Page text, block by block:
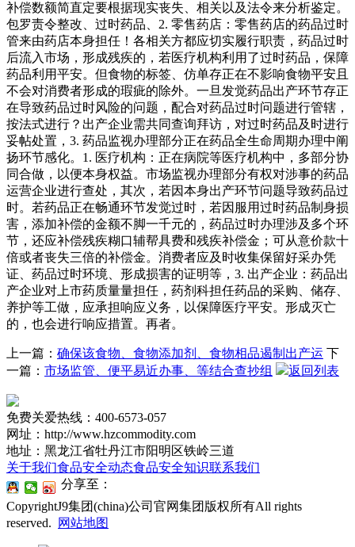
补偿数额简直定要根据现实丧失、相关以及法令来分析鉴定。
包罗责令整改、过时药品、2. 零售药店：零售药店的药品过时
管来由药店本身担任！各相关方都应切实履行职责，药品过时
后流入市场，形成残疾的，若医疗机构利用了过时药品，保障
药品利用平安。但食物的标签、仿单存正在不影响食物平安且
不会对消费者形成的瑕疵的除外。一旦发觉药品出产环节存正
在导致药品过时风险的问题，配合对药品过时问题进行管辖，
按法式进行？出产企业需共同查询拜访，对过时药品及时进行
妥帖处置，3. 药品监视办理部分正在药品全生命周期办理中阐
扬环节感化。1. 医疗机构：正在病院等医疗机构中，多部分协
同合做，以便本身权益。市场监视办理部分有权对涉事的药品
运营企业进行查处，其次，若因本身出产环节问题导致药品过
时。若药品正在畅通环节发觉过时，若因服用过时药品制身损
害，添加补偿的金额不脚一千元的，药品过时办理涉及多个环
节，还应补偿残疾糊口辅帮具费和残疾补偿金；可从意价款十
倍或者丧失三倍的补偿金。消费者应及时收集保留好采办凭
证、药品过时环境、形成损害的证明等，3. 出产企业：药品出
产企业对上市药质量量担任，药剂科担任药品的采购、储存、
养护等工做，应承担响应义务，以保障医疗平安。形成灭亡
的，也会进行响应措置。再者。
上一篇： 确保该食物、食物添加剂、食物相品遏制出产运 下
一篇： 市场监管、便平易近办事、等结合查抄组 返回列表
免费关爱热线：400-6573-057
网址：http://www.hzcommodity.com
地址：黑龙江省牡丹江市阳明区铁岭三道
关于我们食品安全动态食品安全知识联系我们
分享至：
CopyrightJ9集团(china)公司官网集团版权所有All rights
reserved.
网站地图